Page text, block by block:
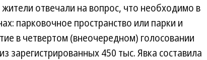
жители отвечали на вопрос, что необходимо в
парковочное пространство или парки и
в четвертом (внеочередном) голосовании
зарегистрированных 450 тыс. Явка составила